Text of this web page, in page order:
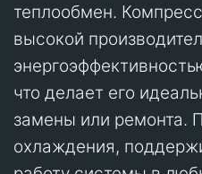
теплообмен.
высокой
что делает его
замены или ремонта.
охлаждения,